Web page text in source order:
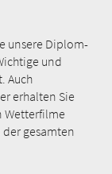
unsere Diplom-
und
Auch
erhalten Sie
Wetterfilme
gesamten